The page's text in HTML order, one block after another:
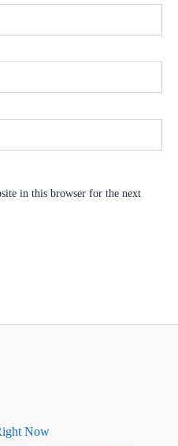
in this browser for the next
Now